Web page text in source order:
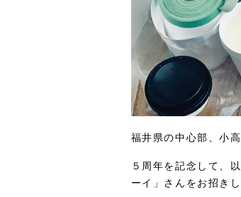
福井県の中心部、小
５周年を記念して、
ーイ」さんをお招き